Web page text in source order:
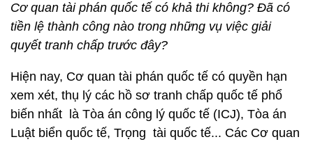
Cơ quan tài phán quốc tế có khả thi không? Đã có
tiền lệ thành công nào trong những vụ việc giải
quyết tranh chấp trước đây?
Hiện nay, Cơ quan tài phán quốc tế có quyền hạn
xem xét, thụ lý các hồ sơ tranh chấp quốc tế phổ
biến nhất là Tòa án công lý quốc tế (ICJ), Tòa án
Luật biển quốc tế, Trọng tài quốc tế... Các Cơ quan